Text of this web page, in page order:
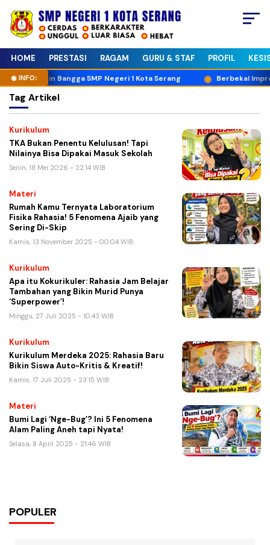
HOME PRESTASI RAGAM GURU & STAF PROFIL
yang Bikin Bangga SMP Negeri 1 Kota Serang Berbekal
Tag Artikel
Kurikulum
TKA Bukan Penentu Kelulusan! Tapi
Nilainya Bisa Dipakai Masuk Sekolah
Senin, 18 Mei 2026 - 22:14 WIB
Materi
Rumah Kamu Ternyata Laboratorium
Fisika Rahasia! 5 Fenomena Ajaib yang
Sering Di-Skip
Kamis, 13 November 2025 - 00:04 WIB
Kurikulum
Apa itu Kokurikuler: Rahasia Jam Belajar
Tambahan yang Bikin Murid Punya
‘Superpower’!
Minggu, 27 Juli 2025 - 10:43 WIB
Kurikulum
Kurikulum Merdeka 2025: Rahasia Baru
Bikin Siswa Auto-Kritis & Kreatif!
Kamis, 17 Juli 2025 - 23:15 WIB
Materi
Bumi Lagi ‘Nge-Bug’? Ini 5 Fenomena
Alam Paling Aneh tapi Nyata!
Selasa, 8 April 2025 - 21:46 WIB
POPULER